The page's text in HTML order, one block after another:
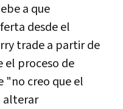
a que
desde el
trade a partir de
el proceso de
"no creo que el
alterar